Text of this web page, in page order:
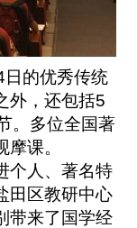
的优秀传统
外，还包括5
。多位全国著
课。
人、著名特
田区教研中心
带来了国学经